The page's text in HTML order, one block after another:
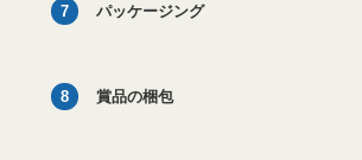
7 パッケージング
8 賞品の梱包